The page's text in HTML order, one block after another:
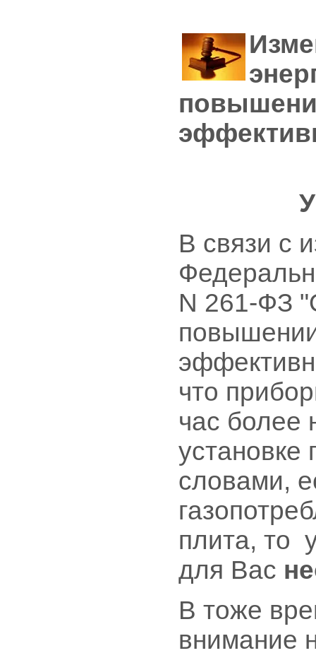
В связи с
N 261-ФЗ
что
час более
установке
словами,
плита, то
для Вас
В тоже
внимание